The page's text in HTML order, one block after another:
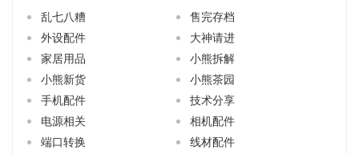
乱七八糟
售完存档
外设配件
大神请进
家居用品
小熊拆解
小熊新货
小熊茶园
手机配件
技术分享
电源相关
相机配件
端口转换
线材配件